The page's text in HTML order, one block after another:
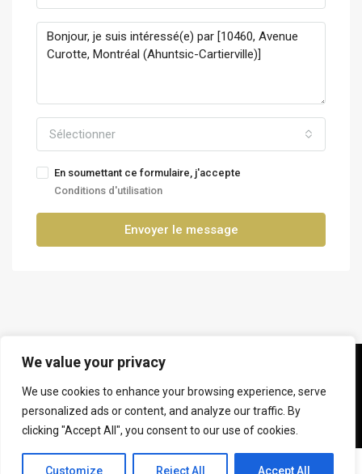
We value your privacy
We use cookies to enhance your browsing experience, serve
personalized ads or content, and analyze our traffic. By
clicking "Accept All", you consent to our use of cookies.
Customize Reject All Accept All
Sélectionner
En soumettant ce formulaire, j'accepte
Conditions d'utilisation
Envoyer le message
Terms and Conditions
Politiques Confidentialités
Evaluation gratuite
contact francais
Contact us